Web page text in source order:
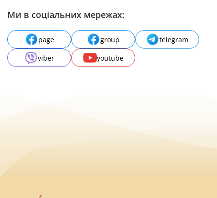
Ми в соціальних мережах:
page group
telegram
viber
youtube